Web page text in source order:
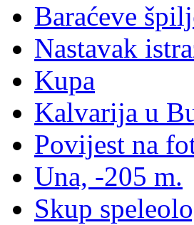
Baraćeve
Nastavak
Kupa
Kalvarija u
Povijest na
Una, -205 m.
Skup